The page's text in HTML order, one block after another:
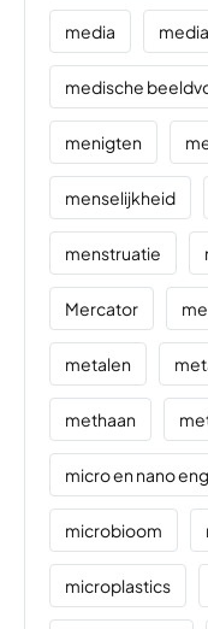
media
medische
menigten
menselijkheid
menstruatie
Mercator
metalen
methaan
micro en nano
microbioom
microplastics